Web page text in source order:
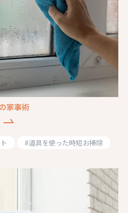
家事術
#道具を使った時短お掃除